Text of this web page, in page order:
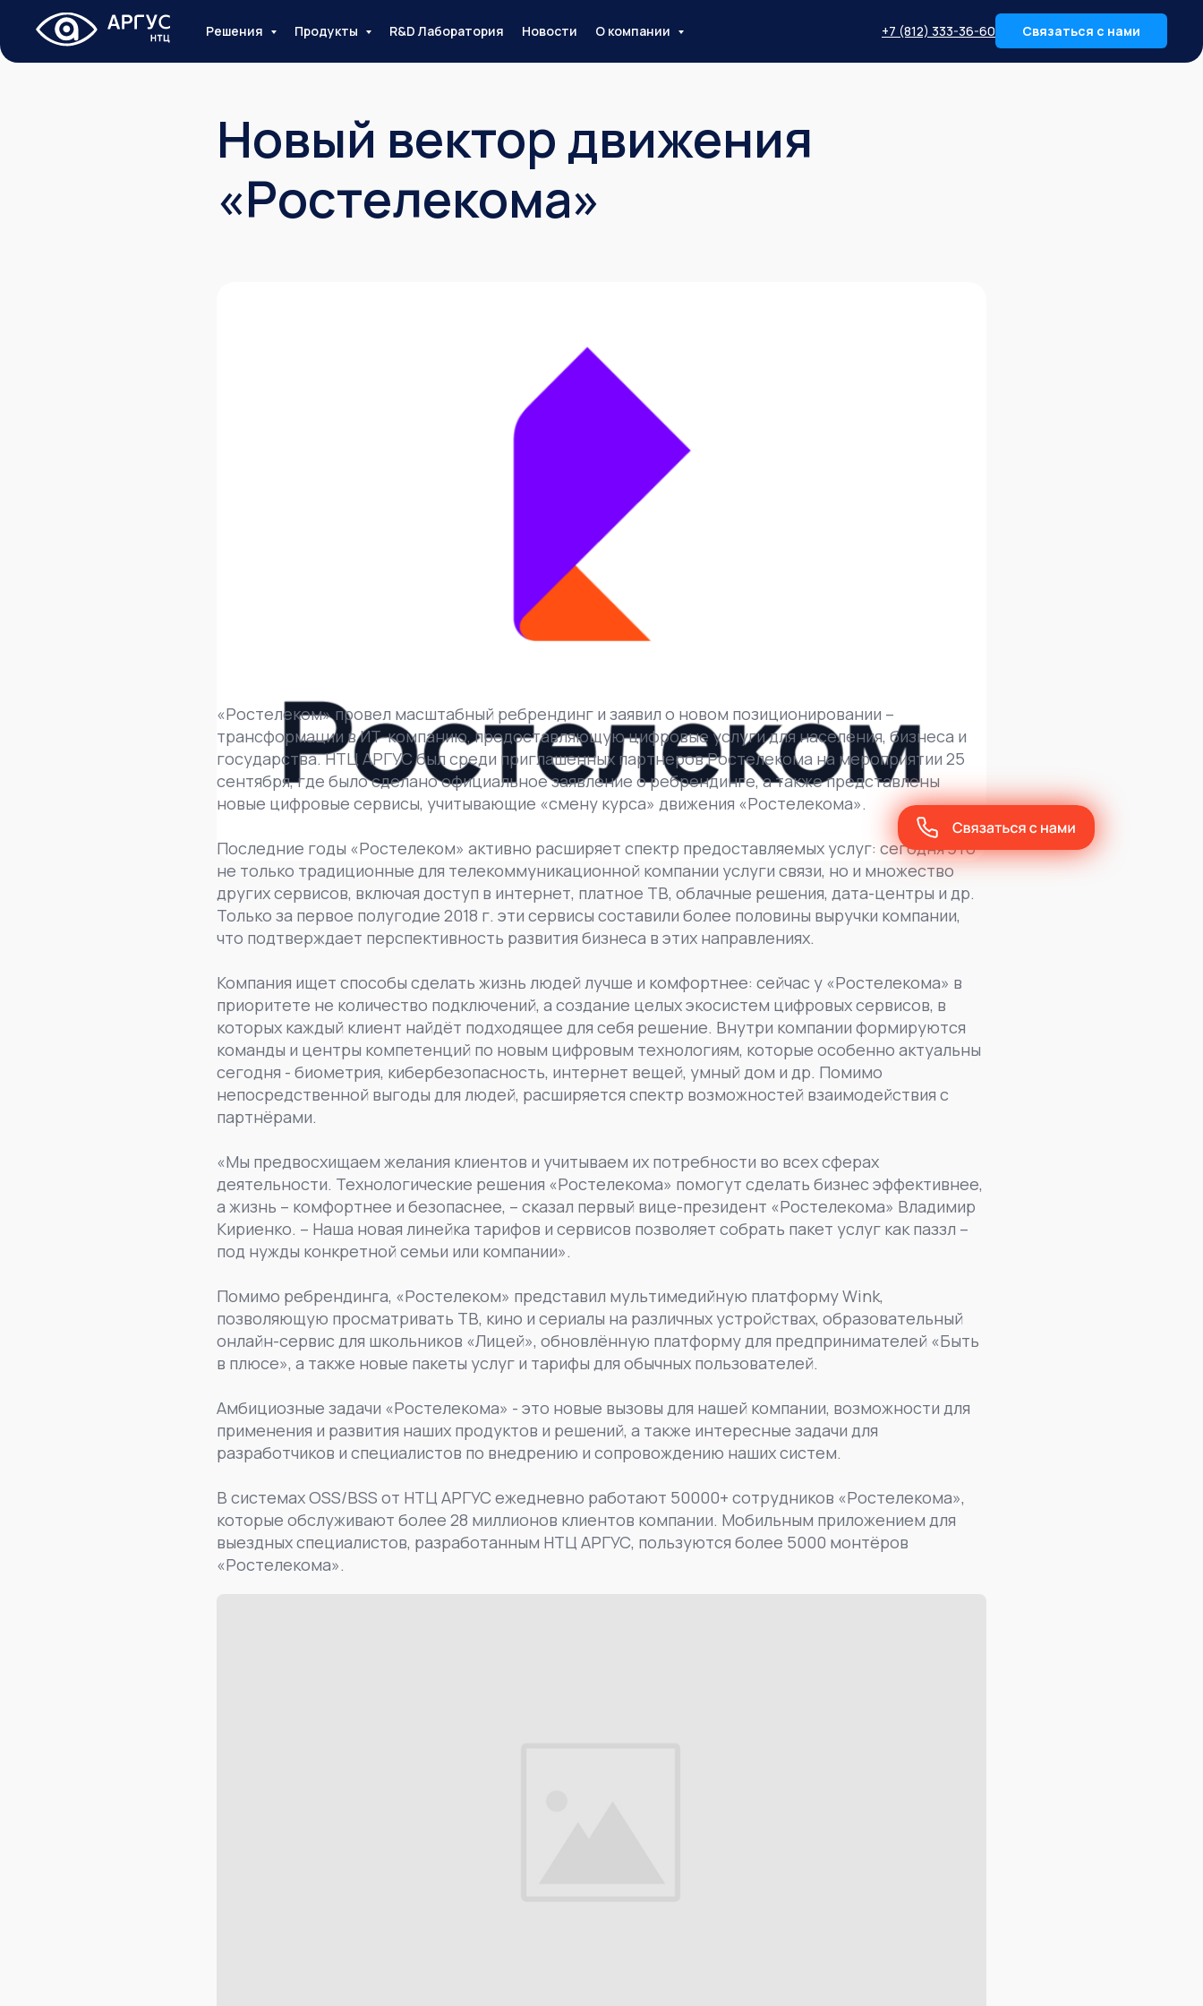
Решения Продукты R&D Лаборатория Новости О компании +7 (812) 333-36-60 Связаться с нами
Новый вектор движения
«Ростелекома»
«Ростелеком» провел масштабный ребрендинг и заявил о новом позиционировании –
трансформации в ИТ-компанию, предоставляющую цифровые услуги для населения, бизнеса и
государства. НТЦ АРГУС был среди приглашенных партнеров Ростелекома на мероприятии 25
сентября, где было сделано официальное заявление о ребрендинге, а также представлены
новые цифровые сервисы, учитывающие «смену курса» движения «Ростелекома».
Последние годы «Ростелеком» активно расширяет спектр предоставляемых услуг: сегодня это
не только традиционные для телекоммуникационной компании услуги связи, но и множество
других сервисов, включая доступ в интернет, платное ТВ, облачные решения, дата-центры и др.
Только за первое полугодие 2018 г. эти сервисы составили более половины выручки компании,
что подтверждает перспективность развития бизнеса в этих направлениях.
Компания ищет способы сделать жизнь людей лучше и комфортнее: сейчас у «Ростелекома» в
приоритете не количество подключений, а создание целых экосистем цифровых сервисов, в
которых каждый клиент найдёт подходящее для себя решение. Внутри компании формируются
команды и центры компетенций по новым цифровым технологиям, которые особенно актуальны
сегодня - биометрия, кибербезопасность, интернет вещей, умный дом и др. Помимо
непосредственной выгоды для людей, расширяется спектр возможностей взаимодействия с
партнёрами.
«Мы предвосхищаем желания клиентов и учитываем их потребности во всех сферах
деятельности. Технологические решения «Ростелекома» помогут сделать бизнес эффективнее,
а жизнь – комфортнее и безопаснее, – сказал первый вице-президент «Ростелекома» Владимир
Кириенко. – Наша новая линейка тарифов и сервисов позволяет собрать пакет услуг как паззл –
под нужды конкретной семьи или компании».
Помимо ребрендинга, «Ростелеком» представил мультимедийную платформу Wink,
позволяющую просматривать ТВ, кино и сериалы на различных устройствах, образовательный
онлайн-сервис для школьников «Лицей», обновлённую платформу для предпринимателей «Быть
в плюсе», а также новые пакеты услуг и тарифы для обычных пользователей.
Амбициозные задачи «Ростелекома» - это новые вызовы для нашей компании, возможности для
применения и развития наших продуктов и решений, а также интересные задачи для
разработчиков и специалистов по внедрению и сопровождению наших систем.
В системах OSS/BSS от НТЦ АРГУС ежедневно работают 50000+ сотрудников «Ростелекома»,
которые обслуживают более 28 миллионов клиентов компании. Мобильным приложением для
выездных специалистов, разработанным НТЦ АРГУС, пользуются более 5000 монтёров
«Ростелекома».